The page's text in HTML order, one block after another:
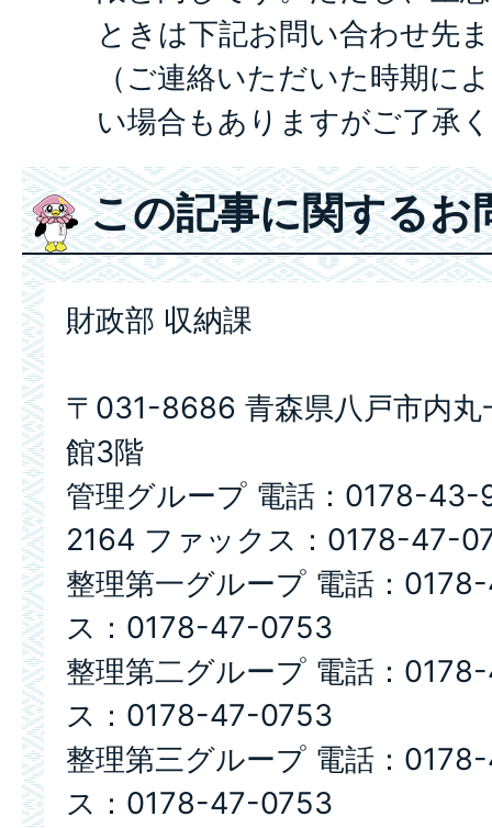
ときは下記お問い合わせ先
（ご連絡いただいた時期に
い場合もありますがご了承
この記事に関するお
財政部 収納課
〒031-8686 青森県八戸市内丸
館3階
管理グループ 電話：0178-
2164 ファックス：0178-47-
整理第一グループ 電話：
ス：0178-47-0753
整理第二グループ 電話：
ス：0178-47-0753
整理第三グループ 電話：
ス：0178-47-0753